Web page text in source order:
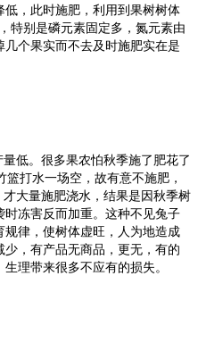
低，此时施肥，利用到果树树体
，特别是磷元素固定多，氮元素由
个果实而不去及时施肥实在是
低。 很多果农怕秋季施了肥花了
篮打水一场空，故有意不施肥，
才大量施肥浇水，结果是因秋季树
冻害反而加重。这种不见兔子
律，使树体虚旺，人为地造成
，有产品无商品，更无，有的
理带来很多不应有的损失。